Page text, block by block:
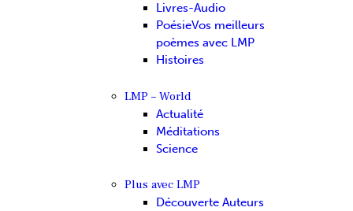
Livres-Audio
PoésieVos meilleurs
poèmes avec LMP
Histoires
LMP – World
Actualité
Méditations
Science
Plus avec LMP
Découverte Auteurs